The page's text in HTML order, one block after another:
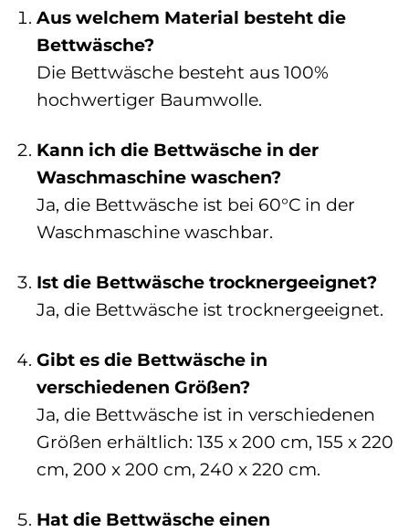
Aus welchem Material besteht die
Bettwäsche?
Die Bettwäsche besteht aus 100%
hochwertiger Baumwolle.
Kann ich die Bettwäsche in der
Waschmaschine waschen?
Ja, die Bettwäsche ist bei 60°C in der
Waschmaschine waschbar.
Ist die Bettwäsche trocknergeeignet?
Ja, die Bettwäsche ist trocknergeeignet.
Gibt es die Bettwäsche in
verschiedenen Größen?
Ja, die Bettwäsche ist in verschiedenen
Größen erhältlich: 135 x 200 cm, 155 x 220
cm, 200 x 200 cm, 240 x 220 cm.
Hat die Bettwäsche einen